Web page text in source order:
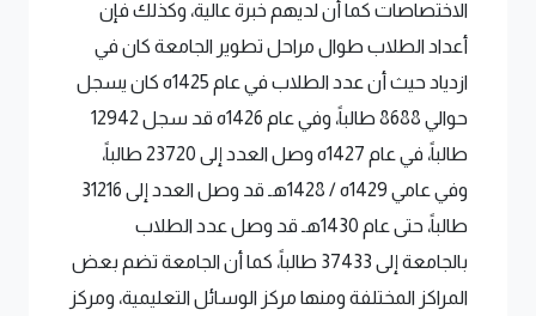
الاختصاصات كما أن لديهم خبرة عالية، وكذلك فإن
أعداد الطلاب طوال مراحل تطوير الجامعة كان في
ازدياد حيث أن عدد الطلاب في عام 1425ه كان يسجل
حوالي 8688 طالباً، وفي عام 1426ه قد سجل 12942
طالباً، في عام 1427ه وصل العدد إلى 23720 طالباً،
وفي عامي 1429ه / 1428هـ قد وصل العدد إلى 31216
طالباً، حتى عام 1430هـ قد وصل عدد الطلاب
بالجامعة إلى 37433 طالباً، كما أن الجامعة تضم بعض
المراكز المختلفة ومنها مركز الوسائل التعليمية، ومركز